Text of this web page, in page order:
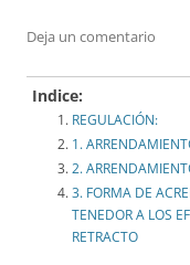
Deja un comentario
Indice:
REGULACIÓN:
1.
2.
3. FORMA DE
TENEDOR A LOS
RETRACTO